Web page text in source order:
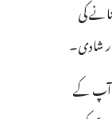
کی
شادی۔
آپ کے